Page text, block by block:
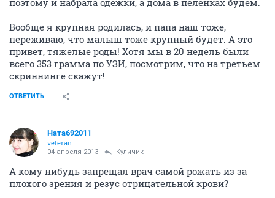
поэтому и набрала одежки, а дома в пеленках будем.
Вообще я крупная родилась, и папа наш тоже,
переживаю, что малыш тоже крупный будет. А это
привет, тяжелые роды! Хотя мы в 20 недель были
всего 353 грамма по УЗИ, посмотрим, что на третьем
скриннинге скажут!
ОТВЕТИТЬ
Ната692011
veteran
04 апреля 2013 Куличик
А кому нибудь запрещал врач самой рожать из за
плохого зрения и резус отрицательной крови?